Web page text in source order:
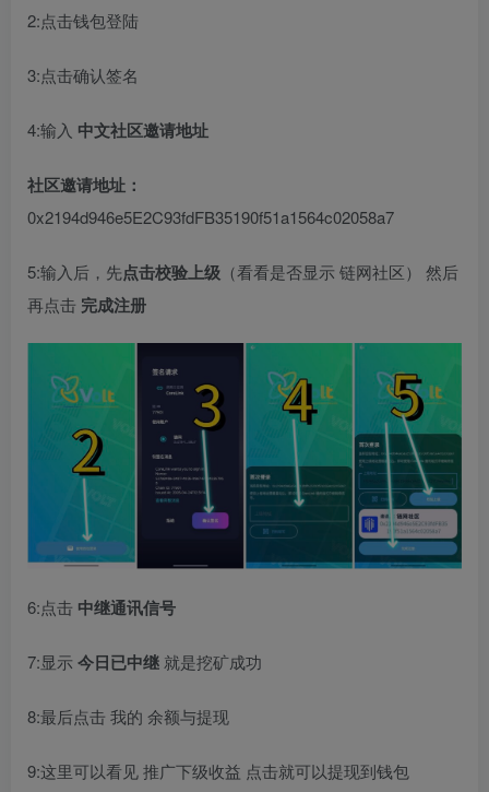
2:点击钱包登陆
3:点击确认签名
4:输入 中文社区邀请地址
社区邀请地址：
0x2194d946e5E2C93fdFB35190f51a1564c02058a7
5:输入后，先点击校验上级 （看看是否显示 链网社区） 然后
再点击 完成注册
6:点击 中继通讯信号
7:显示 今日已中继 就是挖矿成功
8:最后点击 我的 余额与提现
9:这里可以看见 推广下级收益 点击就可以提现到钱包